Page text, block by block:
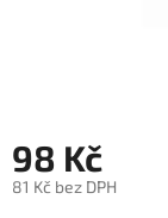
98 Kč
81 Kč bez DPH